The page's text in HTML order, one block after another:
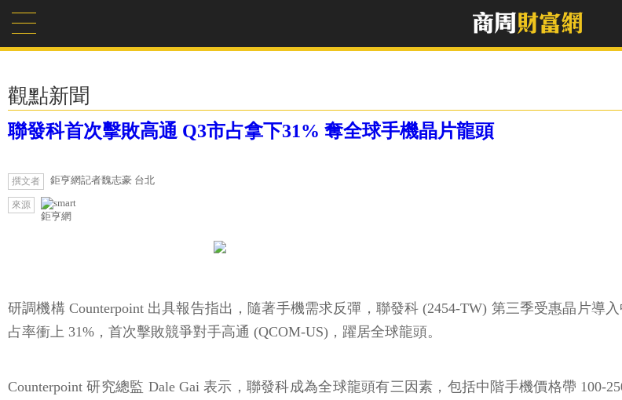
觀點新聞
聯發科首次擊敗高通 Q3市占拿下31% 奪全球手機晶片龍頭
撰文者 鉅亨網記者魏志豪 台北
來源
鉅亨網
研調機構 Counterpoint 出具報告指出，隨著手機需求反彈，聯發科 (2454-TW) 第三季受惠晶片
占率衝上 31%，首次擊敗競爭對手高通 (QCOM-US)，躍居全球龍頭。
Counterpoint 研究總監 Dale Gai 表示，聯發科成為全球龍頭有三因素，包括中階手機價格帶